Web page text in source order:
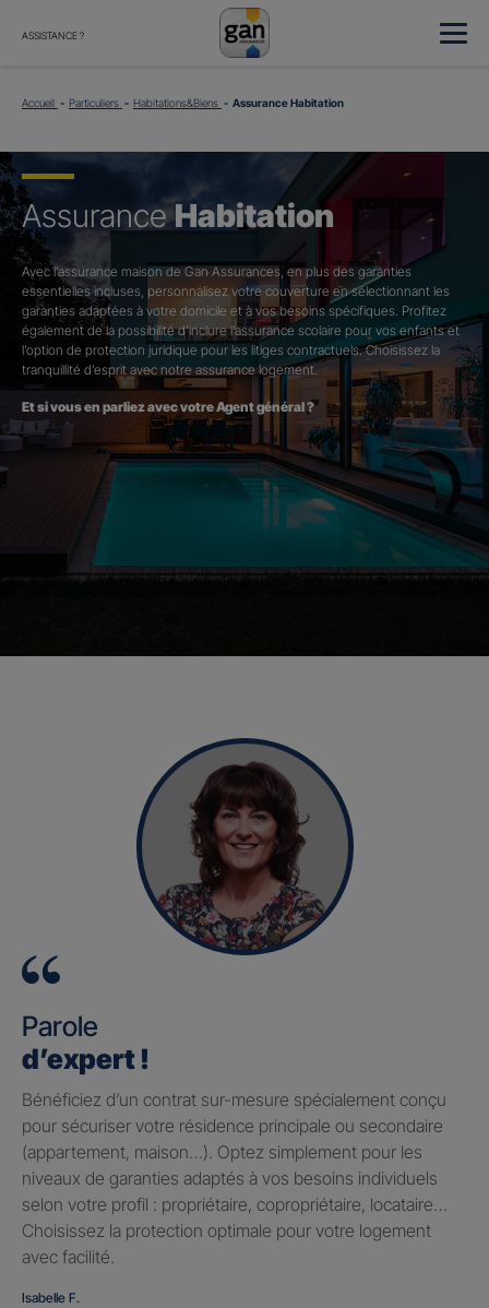
ASSISTANCE ?
Accueil Particuliers Habitations&Biens Assurance Habitation
AssuranceHabitation
Avec l’assurance maison de Gan Assurances, en plus des garanties
essentielles incluses, personnalisez votre couverture en sélectionnant les
garanties adaptées à votre domicile et à vos besoins spécifiques. Profitez
également de la possibilité d’inclure l’assurance scolaire pour vos enfants et
l’option de protection juridique pour les litiges contractuels. Choisissez la
tranquillité d’esprit avec notre assurance logement.
Et si vous en parliez avec votre Agent général ?
Parole
d’expert !
Bénéficiez d’un contrat sur-mesure spécialement conçu
pour sécuriser votre résidence principale ou secondaire
(appartement, maison…). Optez simplement pour les
niveaux de garanties adaptés à vos besoins individuels
selon votre profil : propriétaire, copropriétaire, locataire…
Choisissez la protection optimale pour votre logement
avec facilité.
Isabelle F.